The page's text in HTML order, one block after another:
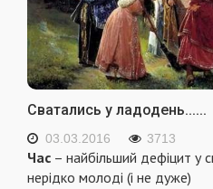
Сватались у ладодень......
03.03.2016 3713
Час – найбільший дефіцит у
нерідко молоді (і не дуже)